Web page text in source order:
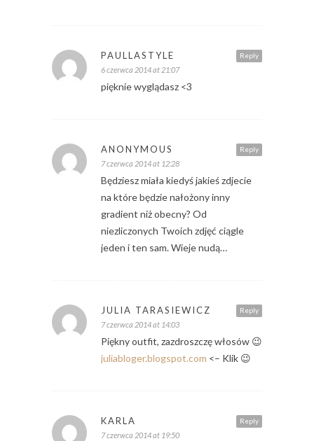
Reply
PAULLASTYLE
6 czerwca 2014 at 21:07
pięknie wyglądasz <3
Reply
ANONYMOUS
7 czerwca 2014 at 12:28
Będziesz miała kiedyś jakieś zdjecie
na które będzie nałożony inny
gradient niż obecny? Od
niezliczonych Twoich zdjęć ciągle
jeden i ten sam. Wieje nudą…
Reply
JULIA TARASIEWICZ
7 czerwca 2014 at 14:03
Piękny outfit, zazdroszczę włosów 😉
juliabloger.blogspot.com <– Klik 😉
Reply
KARLA
7 czerwca 2014 at 19:50